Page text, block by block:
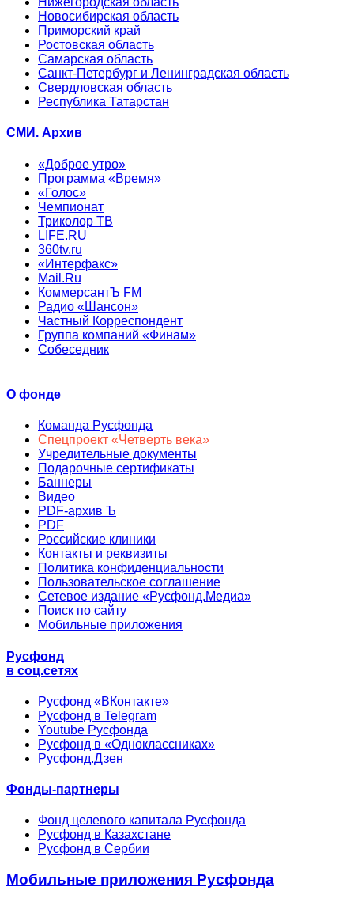
Новосибирская область
Приморский край
Ростовская область
Самарская область
Санкт-Петербург и Ленинградская область
Свердловская область
Республика Татарстан
СМИ. Архив
«Доброе утро»
Программа «Время»
«Голос»
Чемпионат
Триколор ТВ
LIFE.RU
360tv.ru
«Интерфакс»
Mail.Ru
КоммерсантЪ FM
Радио «Шансон»
Частный Корреспондент
Группа компаний «Финам»
Собеседник
О фонде
Команда Русфонда
Спецпроект «Четверть века»
Учредительные документы
Подарочные сертификаты
Баннеры
Видео
PDF-архив Ъ
PDF
Российские клиники
Контакты и реквизиты
Политика конфиденциальности
Пользовательское соглашение
Сетевое издание «Русфонд.Медиа»
Поиск по сайту
Мобильные приложения
Русфонд
в соц.сетях
Русфонд «ВКонтакте»
Русфонд в Telegram
Youtube Русфонда
Русфонд в «Одноклассниках»
Русфонд.Дзен
Фонды-партнеры
Фонд целевого капитала Русфонда
Русфонд в Казахстане
Русфонд в Сербии
Мобильные приложения Русфонда